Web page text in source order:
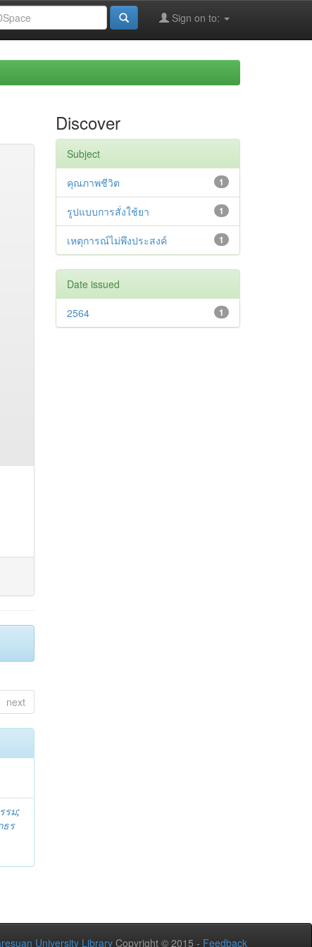
Sign on to:
next
รม;
ธร
Discover
Subject
1
คุณภาพชีวิต
1
รูปแบบการสั่งใช้ยา
1
เหตุการณ์ไม่พึงประสงค์
Date issued
1
2564
University Library Copyright © 2015 - Feedback